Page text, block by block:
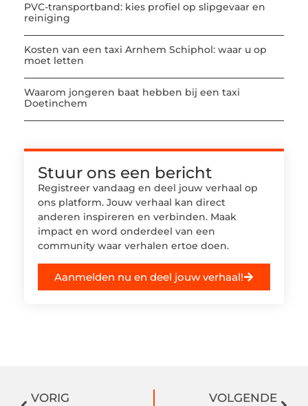
PVC-transportband: kies profiel op slipgevaar en
reiniging
Kosten van een taxi Arnhem Schiphol: waar u op
moet letten
Waarom jongeren baat hebben bij een taxi
Doetinchem
Stuur ons een bericht
Registreer vandaag en deel jouw verhaal op
ons platform. Jouw verhaal kan direct
anderen inspireren en verbinden. Maak
impact en word onderdeel van een
community waar verhalen ertoe doen.
Aanmelden nu en deel jouw verhaal!
VORIG VOLGENDE